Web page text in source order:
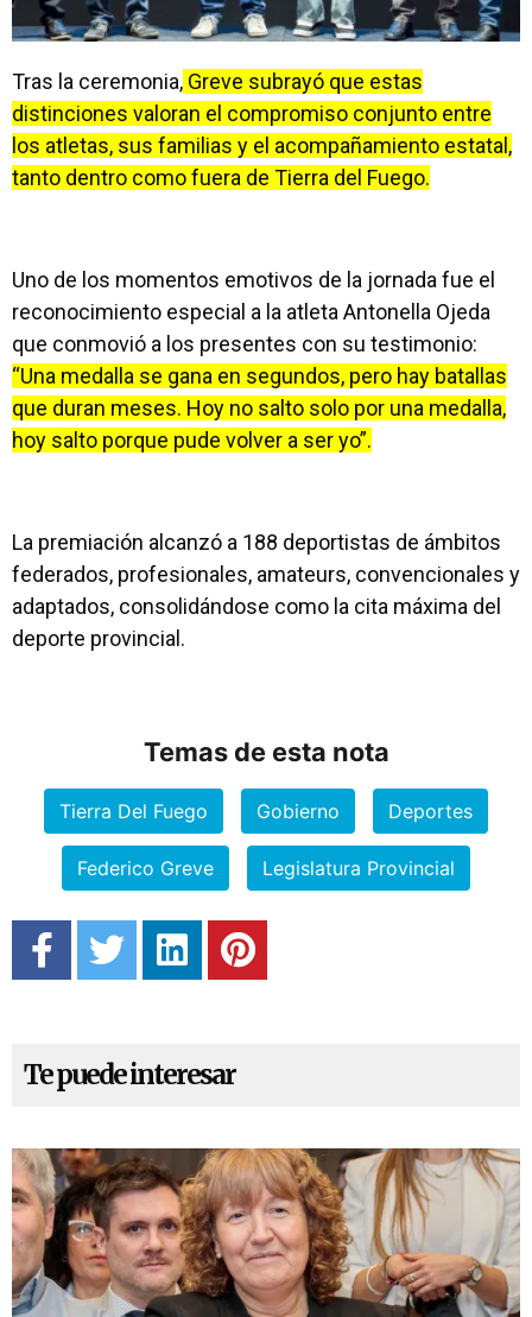
Tras la ceremonia, Greve subrayó que estas
distinciones valoran el compromiso conjunto entre
los atletas, sus familias y el acompañamiento estatal,
tanto dentro como fuera de Tierra del Fuego.
Uno de los momentos emotivos de la jornada fue el
reconocimiento especial a la atleta Antonella Ojeda
que conmovió a los presentes con su testimonio:
“Una medalla se gana en segundos, pero hay batallas
que duran meses. Hoy no salto solo por una medalla,
hoy salto porque pude volver a ser yo”.
La premiación alcanzó a 188 deportistas de ámbitos
federados, profesionales, amateurs, convencionales y
adaptados, consolidándose como la cita máxima del
deporte provincial.
Temas de esta nota
Tierra Del Fuego Gobierno Deportes
Federico Greve Legislatura Provincial
Te puede interesar